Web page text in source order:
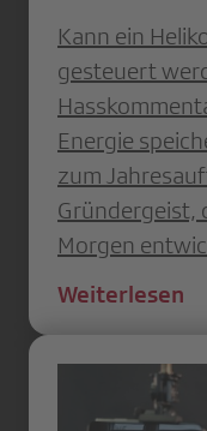
Kann ein
gesteuert
Energie
zum
Gründergeist,
Morgen
Weiterlesen